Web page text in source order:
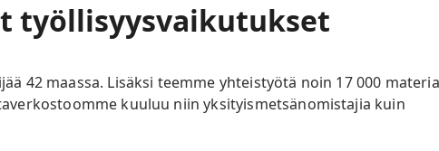
työllisyysvaikutukset
42 maassa. Lisäksi teemme yhteistyötä noin 17 000
kuuluu niin yksityismetsänomistajia kuin